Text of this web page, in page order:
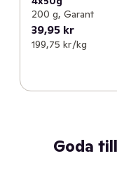
200 g, Garant
39,95 kr
199,75 kr /kg
Goda